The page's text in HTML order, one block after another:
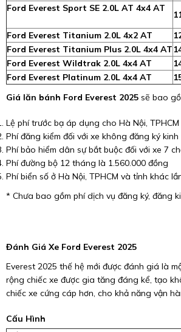
Ford Everest Sport SE 2.0L AT 4x4 AT
Ford Everest Titanium 2.0L 4x2 AT
Ford Everest Titanium Plus 2.0L 4x4 AT
Ford Everest Wildtrak 2.0L 4x4 AT
Ford Everest Platinum 2.0L 4x4 AT
Giá lăn bánh Ford Everest 2025 sẽ bao
Lệ phí trước bạ áp dụng cho Hà Nội,
Phí đăng kiểm đối với xe không đăng ký
Phí bảo hiểm dân sự bắt buộc đối với xe 7
Phí đường bộ 12 tháng là 1.560.000 đồng
Phí biển số ở Hà Nội, TPHCM và tỉnh khác
* Chưa bao gồm phí dịch vụ đăng ký, đăng
Đánh Giá Xe Ford Everest 2025
Everest 2025 thế hệ mới được đánh giá là
rộng chiếc xe được gia tăng đáng kể, tạo
chiếc xe cứng cáp hơn, cho khả năng vận
Cấu Hình